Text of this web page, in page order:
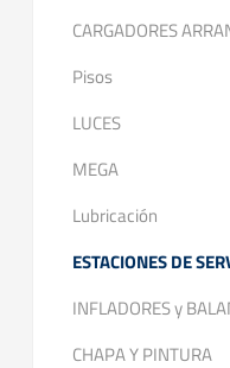
CARGADORES
Pisos
LUCES
MEGA
Lubricación
ESTACIONES DE
INFLADORES y
CHAPA Y PINTURA